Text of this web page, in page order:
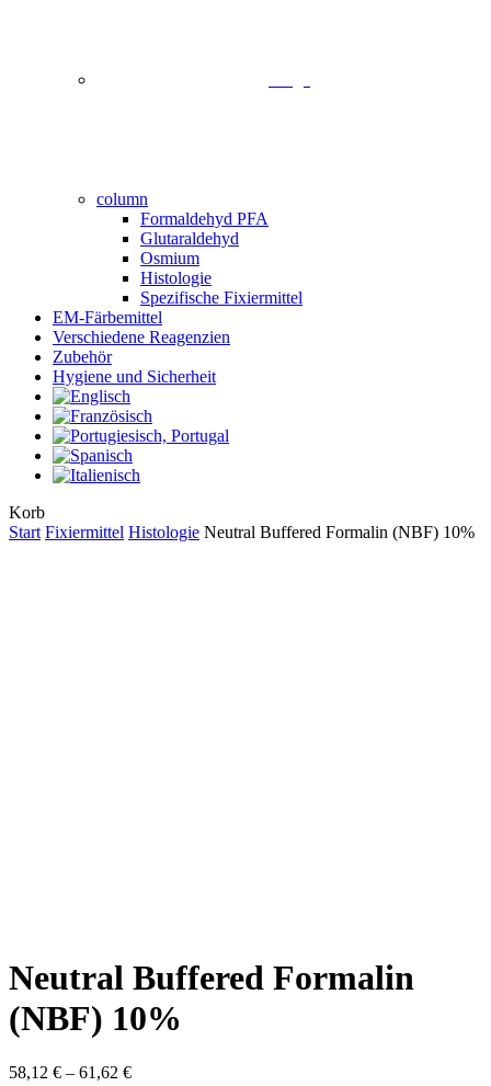
column
Formaldehyd PFA
Glutaraldehyd
Osmium
Histologie
Spezifische Fixiermittel
EM-Färbemittel
Verschiedene Reagenzien
Zubehör
Hygiene und Sicherheit
KorbClose
Cart
Start Fixiermittel Histologie Neutral Buffered Formalin (NBF) 10%
Neutral Buffered Formalin
(NBF) 10%
58,12 € – 61,62 €Preisspanne: